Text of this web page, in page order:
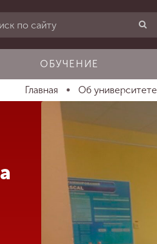
ОБУЧЕНИЕ
Главная Об университете